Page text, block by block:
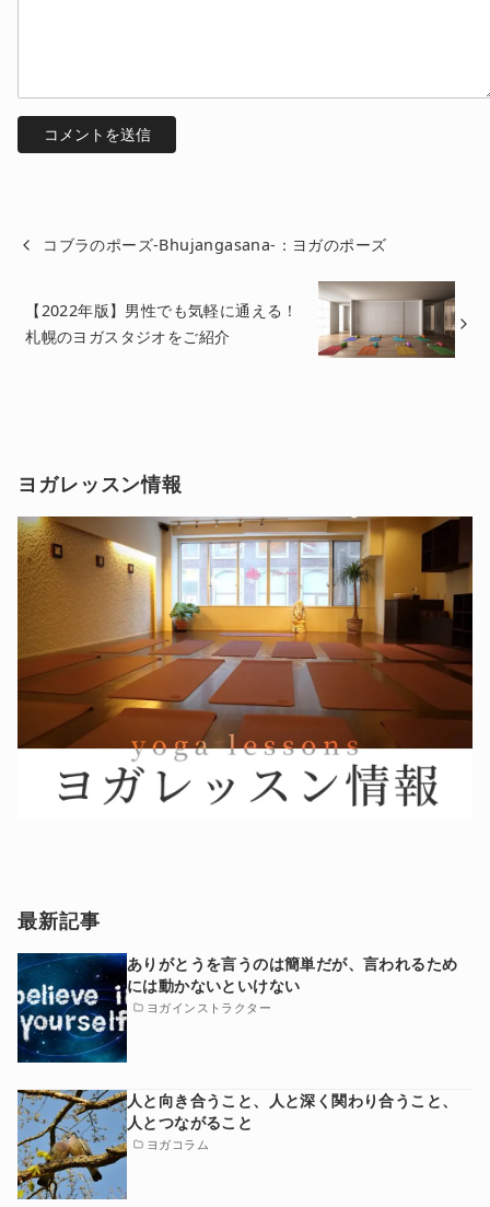
コブラのポーズ-Bhujangasana-：ヨガのポーズ
【2022年版】男性でも気軽に通える！
札幌のヨガスタジオをご紹介
ヨガレッスン情報
最新記事
ヨガインストラクター
ありがとうを言うのは簡単だが、言われるため
には動かないといけない
ヨガコラム
人と向き合うこと、人と深く関わり合うこと、
人とつながること